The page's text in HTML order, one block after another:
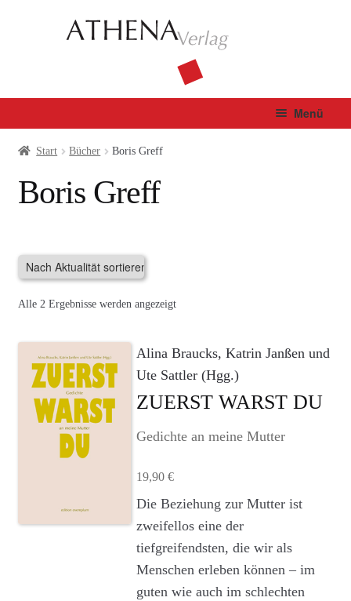
Menü
Verlag
Bücher
Agenturleistungen
Newsletter
A
c
o
u
Start Bücher Boris Greff
Boris Greff
Alle 2 Ergebnisse werden angezeigtNach
Alina Braucks, Katrin Janßen und
Ute Sattler (Hgg.)
ZUERST WARST DU
Gedichte an meine Mutter
19,90 €
Die Beziehung zur Mutter ist
zweifellos eine der
tiefgreifendsten, die wir als
Menschen erleben können – im
guten wie auch im schlechten